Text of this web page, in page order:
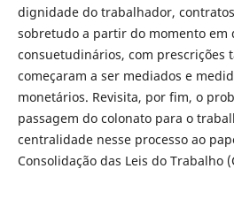
dignidade do trabalhador,
sobretudo a partir do momento em
consuetudinários, com prescrições
começaram a ser mediados e
monetários. Revisita, por fim, o
passagem do colonato para o
centralidade nesse processo ao
Consolidação das Leis do Trabalho